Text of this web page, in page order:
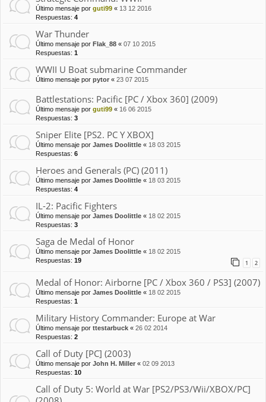
Último mensaje por guti99 « 13 12 2016
Respuestas: 4
War Thunder
Último mensaje por Flak_88 « 07 10 2015
Respuestas: 1
WWII U Boat submarine Commander
Último mensaje por pytor « 23 07 2015
Battlestations: Pacific [PC / Xbox 360] (2009)
Último mensaje por guti99 « 16 06 2015
Respuestas: 3
Sniper Elite [PS2. PC Y XBOX]
Último mensaje por James Doolittle « 18 03 2015
Respuestas: 6
Heroes and Generals (PC) (2011)
Último mensaje por James Doolittle « 18 03 2015
Respuestas: 4
IL-2: Pacific Fighters
Último mensaje por James Doolittle « 18 02 2015
Respuestas: 3
Saga de Medal of Honor
Último mensaje por James Doolittle « 18 02 2015
Respuestas: 19 1 2
Medal of Honor: Airborne [PC / Xbox 360 / PS3] (2007)
Último mensaje por James Doolittle « 18 02 2015
Respuestas: 1
Military History Commander: Europe at War
Último mensaje por ttestarbuck « 26 02 2014
Respuestas: 2
Call of Duty [PC] (2003)
Último mensaje por John H. Miller « 02 09 2013
Respuestas: 10
Call of Duty 5: World at War [PS2/PS3/Wii/XBOX/PC]